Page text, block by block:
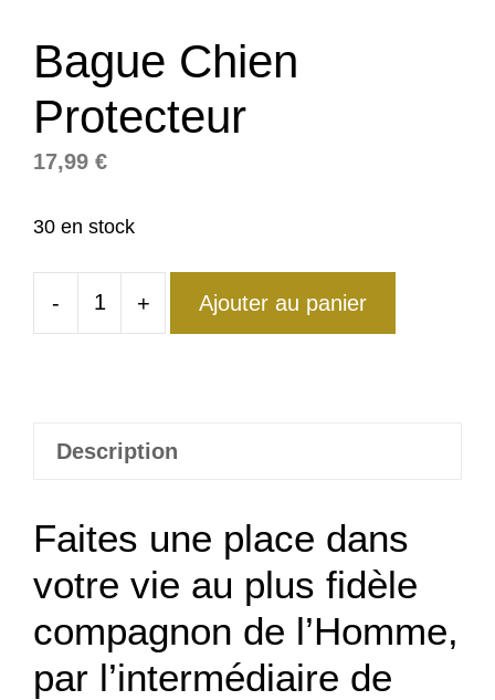
Bague Chien
Protecteur
17,99 €
30 en stock
-
quantité
Protecteur
+ Ajouter au panier
Description
Faites une place dans
votre vie au plus fidèle
compagnon de l’Homme,
par l’intermédiaire de